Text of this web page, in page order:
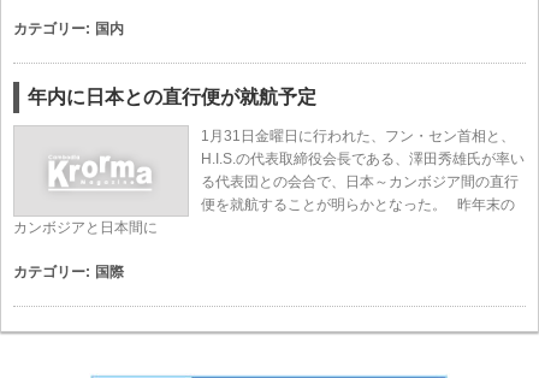
カテゴリー: 国内
年内に日本との直行便が就航予定
1月31日金曜日に行われた、フン・セン首相と、
H.I.S.の代表取締役会長である、澤田秀雄氏が率い
る代表団との会合で、日本～カンボジア間の直行
便を就航することが明らかとなった。 昨年末の
カンボジアと日本間に
カテゴリー: 国際